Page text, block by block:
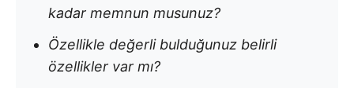
kadar memnun musunuz?
Özellikle değerli bulduğunuz belirli
özellikler var mı?